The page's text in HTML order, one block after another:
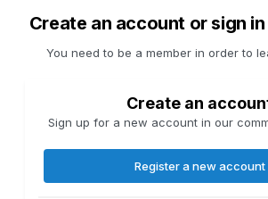
Create an account or sign
You need to be a member in order to
Create an
Sign up for a new account in our
Register a new account